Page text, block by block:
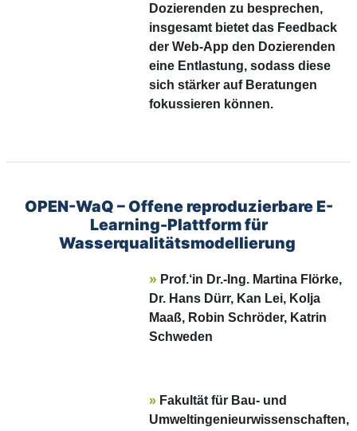
Dozierenden zu besprechen,
insgesamt bietet das Feedback
der Web-App den Dozierenden
eine Entlastung, sodass diese
sich stärker auf Beratungen
fokussieren können.
OPEN-WaQ – Offene reproduzierbare E-
Learning-Plattform für
Wasserqualitätsmodellierung
» Prof.‘in Dr.-Ing. Martina Flörke,
Dr. Hans Dürr, Kan Lei, Kolja
Maaß, Robin Schröder, Katrin
Schweden
» Fakultät für Bau- und
Umweltingenieurwissenschaften,